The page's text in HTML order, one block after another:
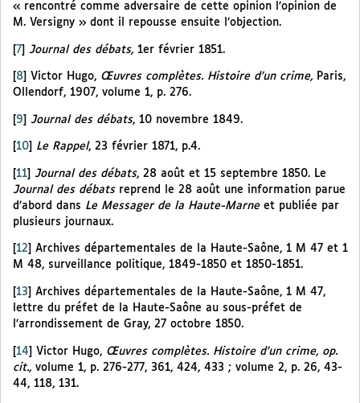
« rencontré comme adversaire de cette opinion l’opinion de
M. Versigny » dont il repousse ensuite l’objection.
[7] Journal des débats, 1er février 1851.
8 Victor Hugo, Œuvres complètes. Histoire d’un crime, Paris,
Ollendorf, 1907, volume 1, p. 276.
[9] Journal des débats, 10 novembre 1849.
10 Le Rappel, 23 février 1871, p.4.
[11] Journal des débats, 28 août et 15 septembre 1850. Le
Journal des débats reprend le 28 août une information parue
d’abord dans Le Messager de la Haute-Marne et publiée par
plusieurs journaux.
12
Archives départementales de la Haute-Saône, 1 M 47 et 1
M 48, surveillance politique, 1849-1850 et 1850-1851.
13
Archives départementales de la Haute-Saône, 1 M 47,
lettre du préfet de la Haute-Saône au sous-préfet de
l’arrondissement de Gray, 27 octobre 1850.
[14] Victor Hugo, Œuvres complètes. Histoire d’un crime, op.
cit., volume 1, p. 276-277, 361, 424, 433 ; volume 2, p. 26, 43-
44, 118, 131.